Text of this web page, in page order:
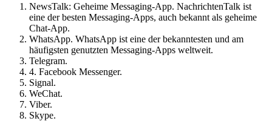
NewsTalk: Geheime Messaging-App. NachrichtenTalk ist
eine der besten Messaging-Apps, auch bekannt als geheime
Chat-App.
WhatsApp. WhatsApp ist eine der bekanntesten und am
häufigsten genutzten Messaging-Apps weltweit.
Telegram.
4. Facebook Messenger.
Signal.
WeChat.
Viber.
Skype.